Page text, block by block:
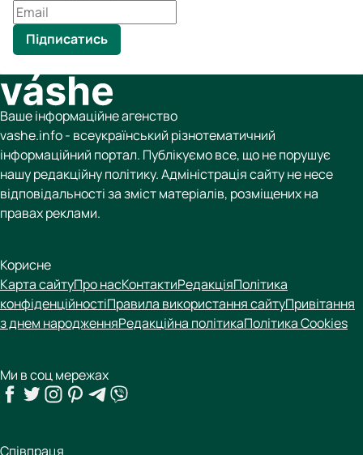
Підписатись
Ваше інформаційне агенство
vashe.info - всеукраїнський різнотематичний
інформаційний портал. Публікуємо все, що не порушує
нашу редакційну політику. Адміністрація сайту не несе
відповідальності за зміст матеріалів, розміщених на
правах реклами.
Корисне
Карта сайтуПро насКонтактиРедакціяПолітика
конфіденційностіПравила використання сайтуПривітання
з днем народженняРедакційна політикаПолітика Cookies
Ми в соц мережах
Співпраця